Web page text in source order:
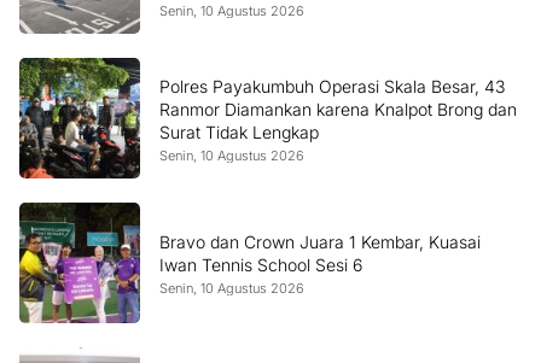
Senin, 10 Agustus 2026
Polres Payakumbuh Operasi Skala Besar, 43
Ranmor Diamankan karena Knalpot Brong dan
Surat Tidak Lengkap
Senin, 10 Agustus 2026
Bravo dan Crown Juara 1 Kembar, Kuasai
Iwan Tennis School Sesi 6
Senin, 10 Agustus 2026